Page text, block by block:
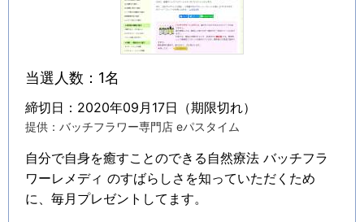
当選人数：1名
締切日：2020年09月17日（期限切れ）
提供：バッチフラワー専門店 eパスタイム
自分で自身を癒すことのできる自然療法 バッチフラ
ワーレメディ のすばらしさを知っていただくため
に、毎月プレゼントしてます。